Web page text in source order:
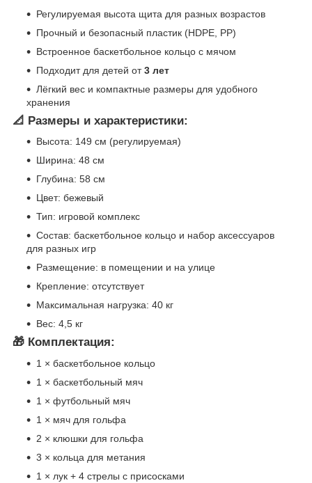
Регулируемая высота щита для разных возрастов
Прочный и безопасный пластик (HDPE, PP)
Встроенное баскетбольное кольцо с мячом
Подходит для детей от3 лет
Лёгкий вес и компактные размеры для удобного
хранения
📐 Размеры и характеристики:
Высота: 149 см (регулируемая)
Ширина: 48 см
Глубина: 58 см
Цвет: бежевый
Тип: игровой комплекс
Состав: баскетбольное кольцо и набор аксессуаров
для разных игр
Размещение: в помещении и на улице
Крепление: отсутствует
Максимальная нагрузка: 40 кг
Вес: 4,5 кг
🎁 Комплектация:
1 × баскетбольное кольцо
1 × баскетбольный мяч
1 × футбольный мяч
1 × мяч для гольфа
2 × клюшки для гольфа
3 × кольца для метания
1 × лук + 4 стрелы с присосками